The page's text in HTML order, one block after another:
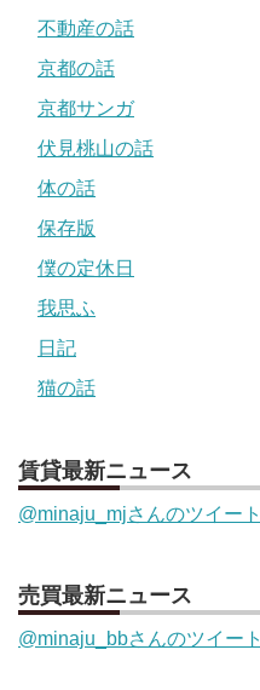
不動産の話
京都の話
京都サンガ
伏見桃山の話
体の話
保存版
僕の定休日
我思ふ
日記
猫の話
賃貸最新ニュース
@minaju_mjさんのツイート
売買最新ニュース
@minaju_bbさんのツイート